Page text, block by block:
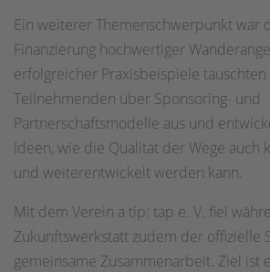
Ein weiterer Themenschwerpunkt war
Finanzierung hochwertiger
erfolgreicher Praxisbeispiele
Teilnehmenden über Sponsoring- und
Partnerschaftsmodelle aus und
Ideen, wie die Qualität der Wege auch
und weiterentwickelt werden kann.
Mit dem Verein a tip: tap e. V. fiel
Zukunftswerkstatt zudem der offizielle
gemeinsame Zusammenarbeit. Ziel ist